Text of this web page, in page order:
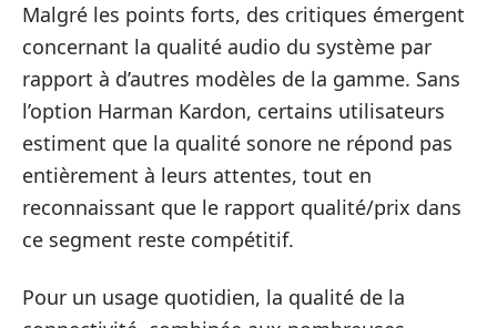
Malgré les points forts, des critiques émergent
concernant la qualité audio du système par
rapport à d’autres modèles de la gamme. Sans
l’option Harman Kardon, certains utilisateurs
estiment que la qualité sonore ne répond pas
entièrement à leurs attentes, tout en
reconnaissant que le rapport qualité/prix dans
ce segment reste compétitif.
Pour un usage quotidien, la qualité de la